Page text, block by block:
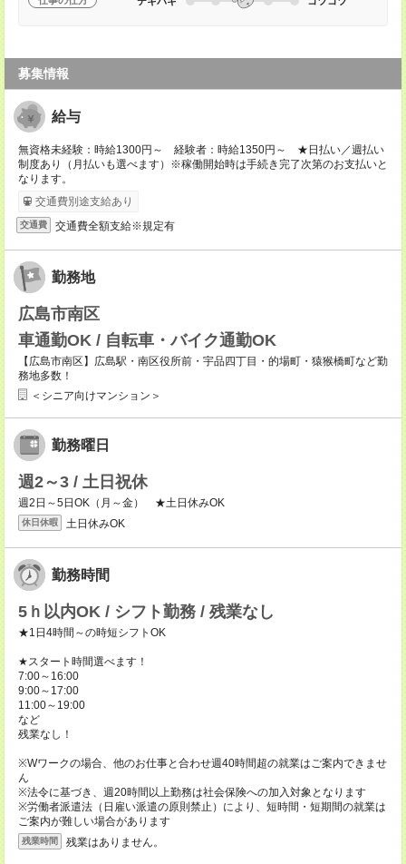
募集情報
給与
無資格未経験：時給1300円～ 経験者：時給1350円～ ★日払い／週払い
制度あり（月払いも選べます）※稼働開始時は手続き完了次第のお支払いと
なります。
交通費別途支給あり
交通費 交通費全額支給※規定有
勤務地
広島市南区
車通勤OK / 自転車・バイク通勤OK
【広島市南区】広島駅・南区役所前・宇品四丁目・的場町・猿猴橋町など勤
務地多数！
＜シニア向けマンション＞
勤務曜日
週2～3 / 土日祝休
週2日～5日OK（月～金） ★土日休みOK
休日休暇 土日休みOK
勤務時間
5ｈ以内OK / シフト勤務 / 残業なし
★1日4時間～の時短シフトOK
★スタート時間選べます！
7:00～16:00
9:00～17:00
11:00～19:00
など
残業なし！
※Wワークの場合、他のお仕事と合わせ週40時間超の就業はご案内できませ
ん
※法令に基づき、週20時間以上勤務は社会保険への加入対象となります
※労働者派遣法（日雇い派遣の原則禁止）により、短時間・短期間の就業は
ご案内が難しい場合があります
残業時間 残業はありません。